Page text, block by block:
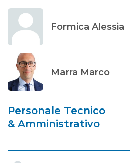
Formica Alessia
Marra Marco
Personale Tecnico
& Amministrativo